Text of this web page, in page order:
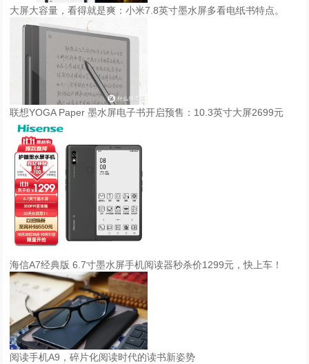
大屏大容量，看得就是爽：小米7.8英寸墨水屏多看电纸书特点。
联想YOGA Paper 墨水屏电子书开启预售：10.3英寸大屏2699元
海信A7经典版 6.7寸墨水屏手机阅读器秒杀价1299元，快上车！
阅读手机A9，碎片化阅读时代的读书新姿势